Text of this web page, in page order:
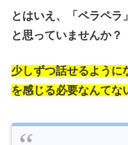
とはいえ、「ペラペラ
と思っていませんか？
少しずつ話せるように
を感じる必要なんてな